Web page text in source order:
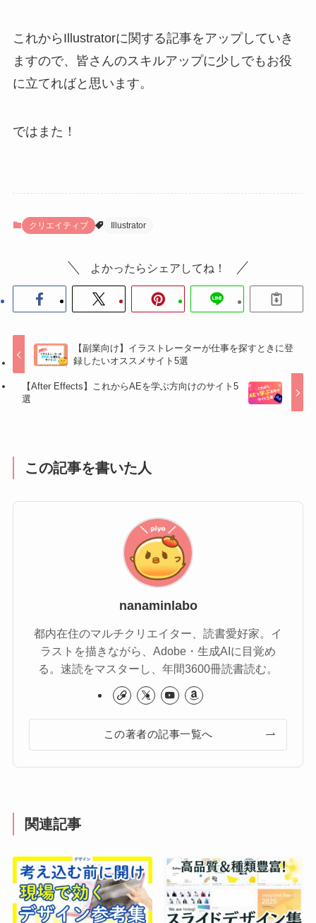
これからIllustratorに関する記事をアップしていき
ますので、皆さんのスキルアップに少しでもお役
に立てればと思います。
ではまた！
クリエイティブ Illustrator
よかったらシェアしてね！
【副業向け】イラストレーターが仕事を探すときに登
録したいオススメサイト5選
【After Effects】これからAEを学ぶ方向けのサイト5
選
この記事を書いた人
nanaminlabo
都内在住のマルチクリエイター、読書愛好家。イ
ラストを描きながら、Adobe・生成AIに目覚め
る。速読をマスターし、年間3600冊読書読む。
この著者の記事一覧へ
関連記事